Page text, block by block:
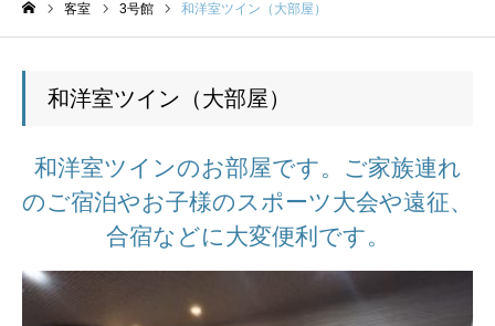
客室 3号館 和洋室ツイン（大部屋）
和洋室ツイン（大部屋）
和洋室ツインのお部屋です。ご家族連れ
のご宿泊やお子様のスポーツ大会や遠征、
合宿などに大変便利です。